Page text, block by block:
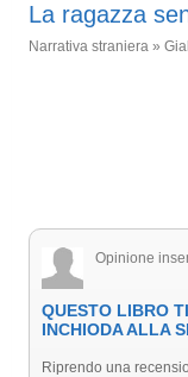
La ragazza
Narrativa straniera »
Opinione
QUESTO LIBRO TI
INCHIODA ALLA
Riprendo una